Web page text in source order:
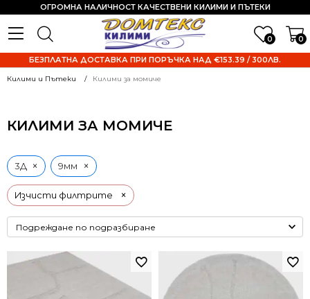
0 0
ОГРОМНА НАЛИЧНОСТ КАЧЕСТВЕНИ КИЛИМИ И ПЪТЕКИ
БЕЗПЛАТНА ДОСТАВКА ПРИ ПОРЪЧКА НАД €153.39 / 300ЛВ.
Килими и Пътеки Килими за момиче
КИЛИМИ ЗА МОМИЧЕ
Изчисти филтрите ×
3Д × 9мм ×